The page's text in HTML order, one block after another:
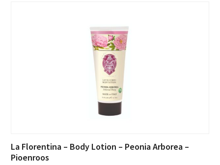
La Florentina – Body Lotion – Peonia Arborea –
Pioenroos